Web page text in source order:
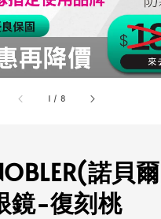
1 / 8
諾貝
鏡-復刻桃